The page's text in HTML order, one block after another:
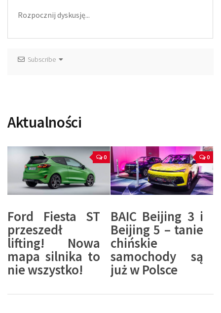
Subscribe
Aktualności
0
Ford Fiesta ST
przeszedł
lifting! Nowa
mapa silnika to
nie wszystko!
0
BAIC Beijing 3 i
Beijing 5 – tanie
chińskie
samochody są
już w Polsce